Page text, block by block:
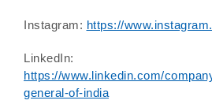
Instagram: https://
LinkedIn:
https://www.linkedin.com/
general-of-india